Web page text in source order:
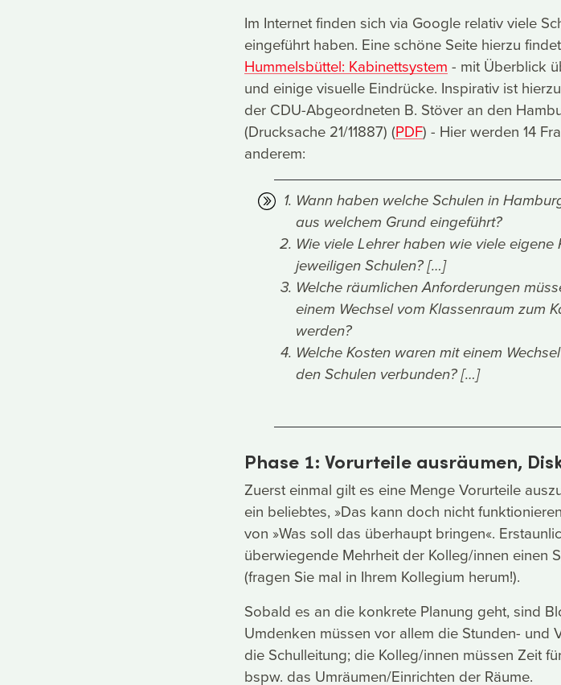
Im Internet finden sich via Google relativ viele
eingeführt haben. Eine schöne Seite hierzu
Hummelsbüttel: Kabinettsystem - mit Überblick
und einige visuelle Eindrücke. Inspirativ ist
der CDU-Abgeordneten B. Stöver an den
(Drucksache 21/11887) (PDF) - Hier werden 14
anderem:
Wann haben welche Schulen in
aus welchem Grund eingeführt?
Wie viele Lehrer haben wie viele eigene
jeweiligen Schulen? […]
Welche räumlichen Anforderungen
einem Wechsel vom Klassenraum zum
werden?
Welche Kosten waren mit einem
den Schulen verbunden? […]
Phase 1: Vorurteile ausräumen,
Zuerst einmal gilt es eine Menge Vorurteile
ein beliebtes, »Das kann doch nicht
von »Was soll das überhaupt bringen«.
überwiegende Mehrheit der Kolleg/innen einen
(fragen Sie mal in Ihrem Kollegium herum!).
Sobald es an die konkrete Planung geht, sind
Umdenken müssen vor allem die Stunden- und
die Schulleitung; die Kolleg/innen müssen Zeit
bspw. das Umräumen/Einrichten der Räume.